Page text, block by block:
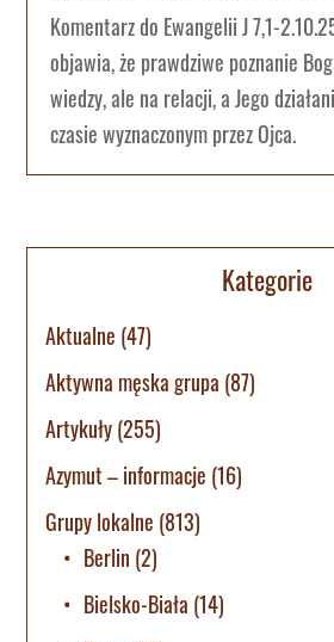
Komentarz do Ewangelii J 7,1-
objawia, że prawdziwe poznanie
wiedzy, ale na relacji, a Jego
czasie wyznaczonym przez Ojca.
Kategorie
Aktualne (47)
Aktywna męska grupa (87)
Artykuły(255)
Azymut – informacje (16)
Grupy lokalne (813)
Berlin (2)
Bielsko-Biała (14)